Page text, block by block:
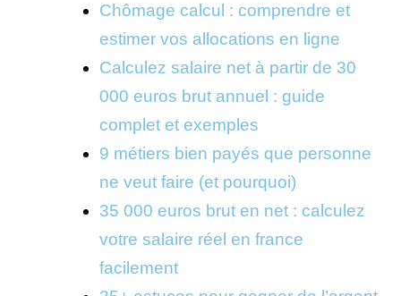
Chômage calcul : comprendre et
estimer vos allocations en ligne
Calculez salaire net à partir de 30
000 euros brut annuel : guide
complet et exemples
9 métiers bien payés que personne
ne veut faire (et pourquoi)
35 000 euros brut en net : calculez
votre salaire réel en france
facilement